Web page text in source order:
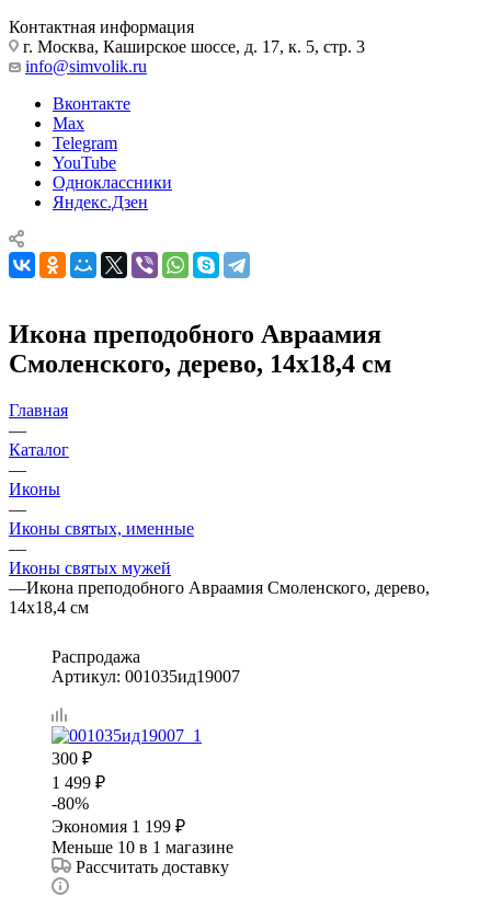
Контактная информация
г. Москва, Каширское шоссе, д. 17, к. 5, стр. 3
info@simvolik.ru
Вконтакте
Max
Telegram
YouTube
Одноклассники
Яндекс.Дзен
Икона преподобного Авраамия
Смоленского, дерево, 14х18,4 см
Главная
—
Каталог
—
Иконы
—
Иконы святых, именные
—
Иконы святых мужей
—Икона преподобного Авраамия Смоленского, дерево,
14х18,4 см
Распродажа
Артикул: 001035ид19007
300 ₽
1 499 ₽
-80%
Экономия 1 199 ₽
Меньше 10 в 1 магазине
Рассчитать доставку